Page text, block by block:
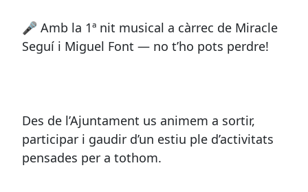
🎤 Amb la 1ª nit musical a càrrec de Miracle
Seguí i Miguel Font — no t’ho pots perdre!
Des de l’Ajuntament us animem a sortir,
participar i gaudir d’un estiu ple d’activitats
pensades per a tothom.